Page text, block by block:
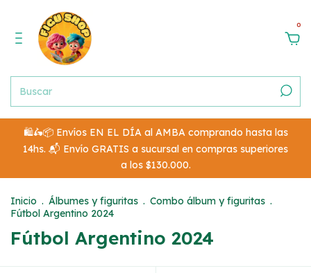
0
🛍️🛵📦 Envíos EN EL DÍA al AMBA comprando hasta las
14hs. 📬 Envío GRATIS a sucursal en compras superiores
a los $130.000.
Inicio . Álbumes y figuritas . Combo álbum y figuritas .
Fútbol Argentino 2024
Fútbol Argentino 2024